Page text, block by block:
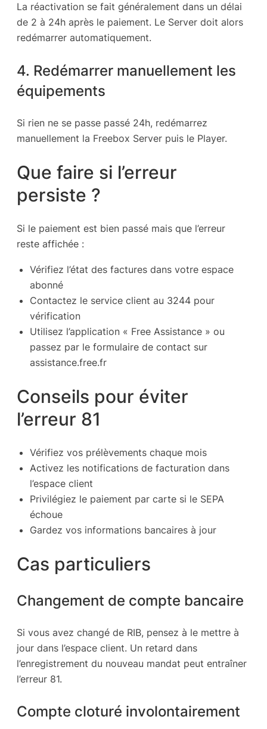
La réactivation se fait généralement dans un délai
de 2 à 24h après le paiement. Le Server doit alors
redémarrer automatiquement.
4. Redémarrer manuellement les
équipements
Si rien ne se passe passé 24h, redémarrez
manuellement la Freebox Server puis le Player.
Que faire si l’erreur
persiste ?
Si le paiement est bien passé mais que l’erreur
reste affichée :
Vérifiez l’état des factures dans votre espace
abonné
Contactez le service client au 3244 pour
vérification
Utilisez l’application « Free Assistance » ou
passez par le formulaire de contact sur
assistance.free.fr
Conseils pour éviter
l’erreur 81
Vérifiez vos prélèvements chaque mois
Activez les notifications de facturation dans
l’espace client
Privilégiez le paiement par carte si le SEPA
échoue
Gardez vos informations bancaires à jour
Cas particuliers
Changement de compte bancaire
Si vous avez changé de RIB, pensez à le mettre à
jour dans l’espace client. Un retard dans
l’enregistrement du nouveau mandat peut entraîner
l’erreur 81.
Compte cloturé involontairement